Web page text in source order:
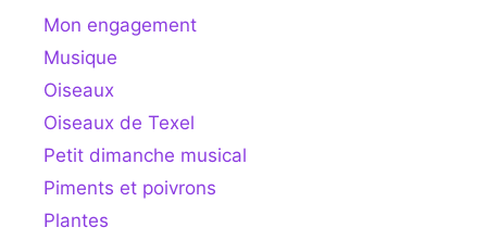
Mon engagement
Musique
Oiseaux
Oiseaux de Texel
Petit dimanche musical
Piments et poivrons
Plantes